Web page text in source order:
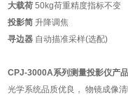
大载荷50kg荷重精度指标不变
投影简升降调焦
寻边器 自动描准采样(选配)
CPJ-3000A系列测量投影仪产
光学系统品质优良， 物镜成像清